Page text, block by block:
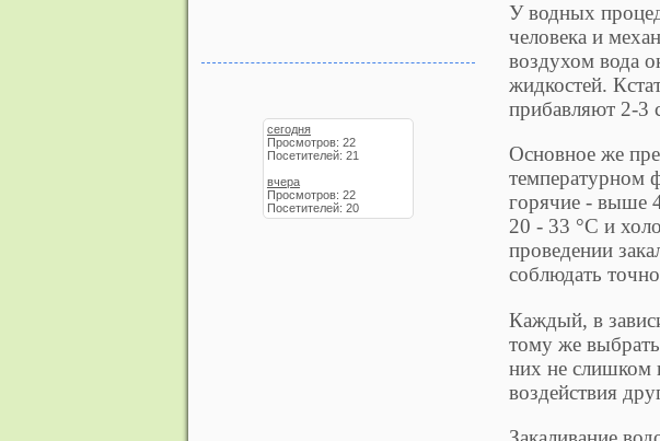
сегодня
Просмотров: 22
Посетителей: 21
вчера
Просмотров: 22
Посетителей: 20
У водных
человека и
воздухом вода
жидкостей.
прибавляют 2-3
Основное же
температурном
горячие - выше
20 - 33 °С и
проведении
соблюдать
Каждый, в
тому же
них не слишком
воздействия